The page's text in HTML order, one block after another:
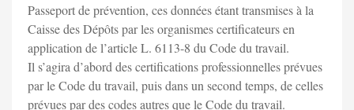
Passeport de prévention, ces données étant transmises à la
Caisse des Dépôts par les organismes certificateurs en
application de l’article L. 6113-8 du Code du travail.
Il s’agira d’abord des certifications professionnelles prévues
par le Code du travail, puis dans un second temps, de celles
prévues par des codes autres que le Code du travail.